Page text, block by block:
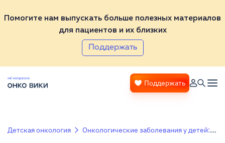
Помогите нам выпускать больше полезных материалов
для пациентов и их близких
Поддержать
Поддержать
Детская онкология Онкологические заболевания у детей: общие вопросы